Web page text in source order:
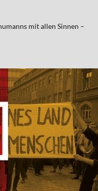
mit allen Sinnen –